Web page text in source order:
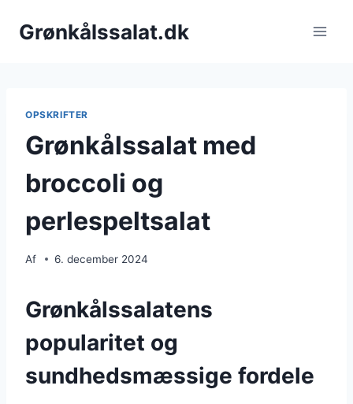
Grønkålssalat.dk
OPSKRIFTER
Grønkålssalat med
broccoli og
perlespeltsalat
Af 6. december 2024
Grønkålssalatens
popularitet og
sundhedsmæssige fordele